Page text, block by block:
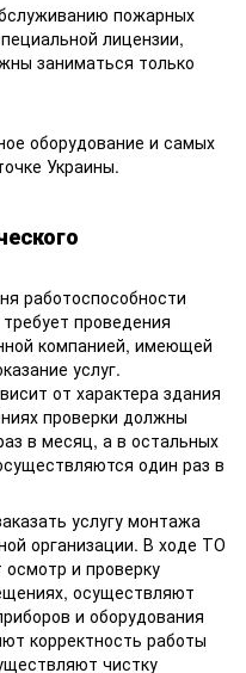
пожарных
лицензии,
заниматься только
оборудование и самых
Украины.
работоспособности
проведения
компанией, имеющей
услуг.
от характера здания
проверки должны
в месяц, а в остальных
один раз в
услугу монтажа
организации. В ходе ТО
и проверку
осуществляют
и оборудования
корректность работы
чистку